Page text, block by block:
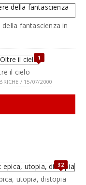
fantascienza in
1
il cielo
/ 15/07/2000
32
utopia, distopia